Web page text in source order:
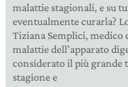
malattie stagionali, e su
eventualmente curarla?
Tiziana Semplici,
malattie dell’apparato
considerato il più grande
stagione e